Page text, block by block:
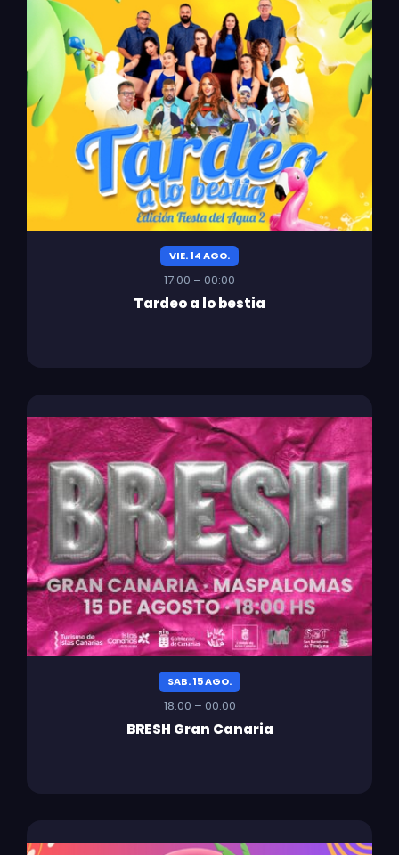
VIE. 14 AGO.
17:00 – 00:00
Tardeo a lo bestia
SAB. 15 AGO.
18:00 – 00:00
BRESH Gran Canaria